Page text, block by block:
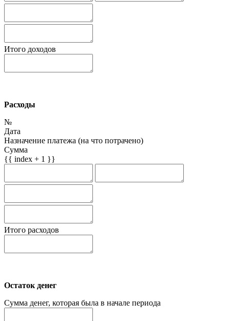
Итого доходов
Расходы
№
Дата
Назначение платежа (на что потрачено)
Сумма
{{ index + 1 }}
Итого расходов
Остаток денег
Сумма денег, которая была в начале периода